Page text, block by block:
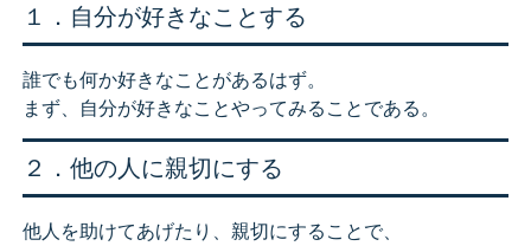
１．自分が好きなことする
誰でも何か好きなことがあるはず。
まず、自分が好きなことやってみることである。
２．他の人に親切にする
他人を助けてあげたり、親切にすることで、